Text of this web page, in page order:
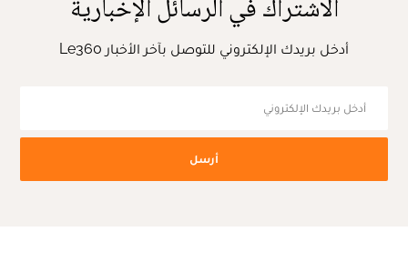
الاشتراك في الرسائل الإخبارية
أدخل بريدك الإلكتروني للتوصل بآخر الأخبار Le360
أرسل